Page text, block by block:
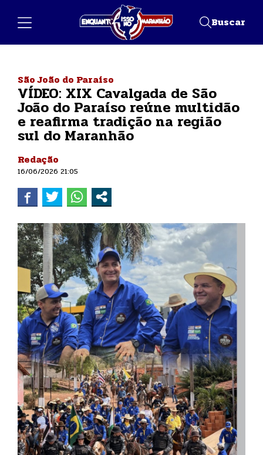
Buscar
São João do Paraíso
VÍDEO: XIX Cavalgada de São
João do Paraíso reúne multidão
e reafirma tradição na região
sul do Maranhão
Redação
16/06/2026 21:05